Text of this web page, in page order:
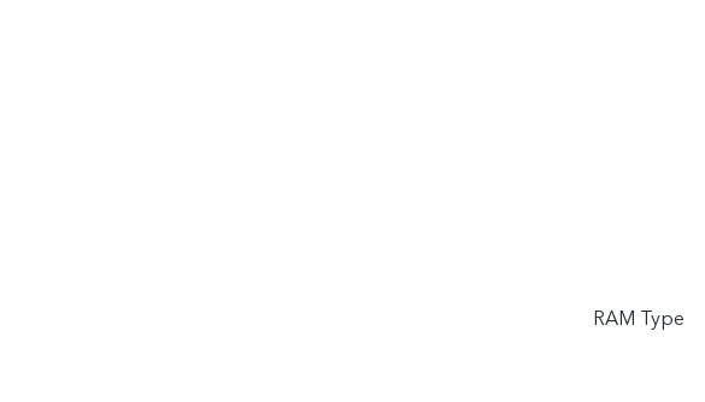
RAM Type